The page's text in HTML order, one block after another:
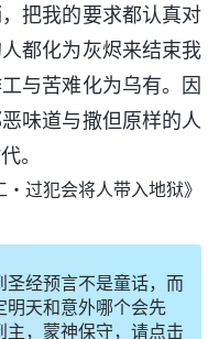
把我的要求都认真对
都化为灰烬来结束我
与苦难化为乌有。因
味道与撒但原样的人
。
过犯会将人带入地狱》
圣经预言不是童话，而
明天和意外哪个会先
，蒙神保守，请点击